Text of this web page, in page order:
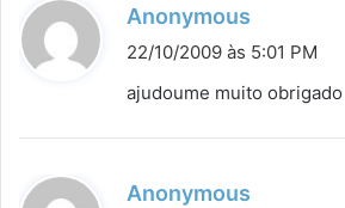
Anonymous
i
e
22/10/2009 às 5:01 PM
ajudoume muito obrigado
Anonymous